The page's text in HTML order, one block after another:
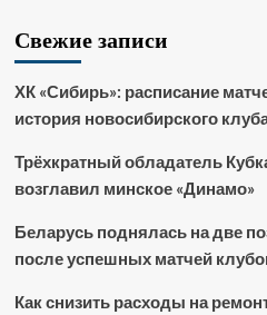
Свежие записи
ХК «Сибирь»: расписание
история новосибирского
Трёхкратный обладатель
возглавил минское «Динамо»
Беларусь поднялась на две
после успешных матчей
Как снизить расходы на